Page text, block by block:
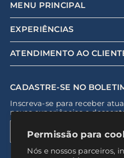
Permissão para
Nós e nossos parceiros,
MENU PRINCIPAL
EXPERIÊNCIAS
ATENDIMENTO AO
CADASTRE-SE NO
Inscreva-se para receber
novas experiências e